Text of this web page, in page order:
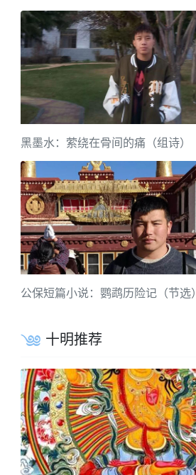
黑墨水：萦绕在骨间的痛（组诗）
公保短篇小说：鹦鹉历险记（节选）
十明推荐